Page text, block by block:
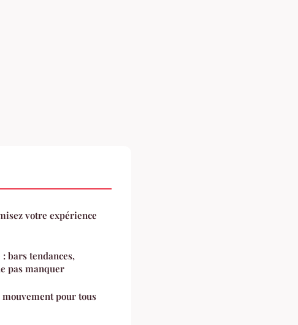
votre expérience
bars tendances,
pas manquer
pour tous